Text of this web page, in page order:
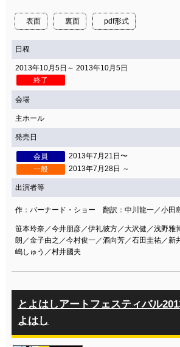
アクセシビリティ/
サービス
座席表
プラットニュース
サイトマップ
表面 裏面 pdf形式
日程
2013年10月5日～ 2013年10月5日
終了
会場
主ホール
発売日
会員
2013年7月21日〜
一般
2013年7月28日 ～
出演者等
作：バーナード・ショー 翻訳：中川龍一／小
笹本玲奈／今井朋彦／伊礼彼方／大沢健／浅野雅
朗／金子由之／今村俊一／酒向芳／石田圭祐／新
嶋しゅう／村井國夫
とよはしアートフェスティバル
よはし